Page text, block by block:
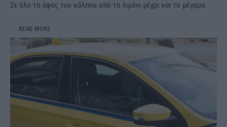
Σε όλο το ύψος του κόλπου από το λιμάνι μέχρι και το μέγαρο
READ MORE